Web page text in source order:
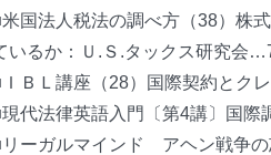
国法人税法の調べ方（38）株
いるか：Ｕ.Ｓ.タックス研究会
ＢＬ講座（28）国際契約とク
代法律英語入門〔第4講〕国
ーガルマインド アヘン戦争